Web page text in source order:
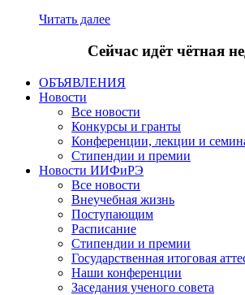
Читать далее
Сейчас идёт чётная
ОБЪЯВЛЕНИЯ
Новости
Все новости
Конкурсы и гранты
Конференции, лекции и
Стипендии и премии
Новости ИИФиРЭ
Все новости
Внеучебная жизнь
Поступающим
Расписание
Стипендии и премии
Государственная итоговая
Наши конференции
Заседания ученого совета